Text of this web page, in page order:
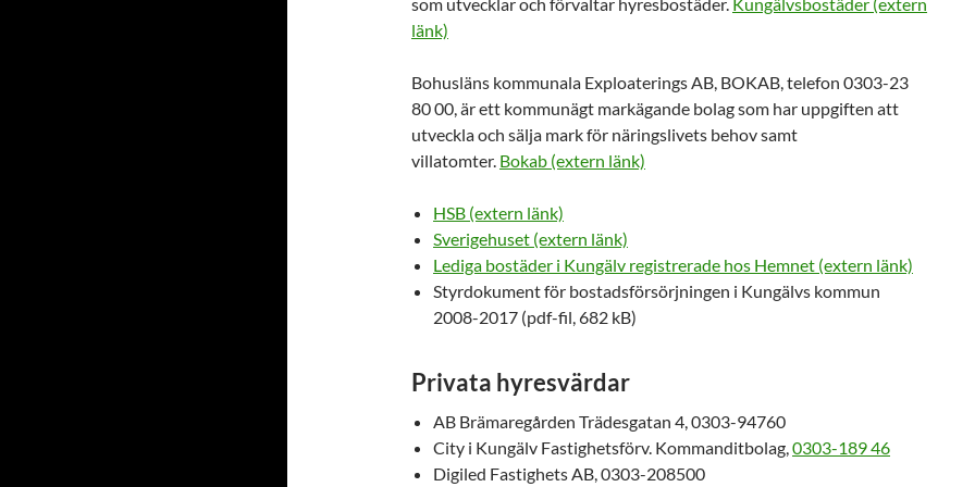
länk)
Bohusläns kommunala Exploaterings AB, BOKAB, telefon 0303-23
80 00, är ett kommunägt markägande bolag som har uppgiften att
utveckla och sälja mark för näringslivets behov samt
villatomter. Bokab (extern länk)
HSB (extern länk)
Sverigehuset (extern länk)
Lediga bostäder i Kungälv registrerade hos Hemnet (extern länk)
Styrdokument för bostadsförsörjningen i Kungälvs kommun
2008-2017 (pdf-fil, 682 kB)
Privata hyresvärdar
AB Brämaregården Trädesgatan 4, 0303-94760
City i Kungälv Fastighetsförv. Kommanditbolag,0303-189 46
Digiled Fastighets AB, 0303-208500